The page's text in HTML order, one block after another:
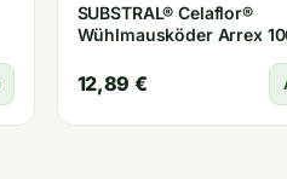
SUBSTRAL® Celaflor®
Wühlmausköder Arrex
12,89 €